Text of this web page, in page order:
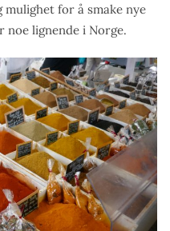
mulighet for å smake nye
noe lignende i Norge.